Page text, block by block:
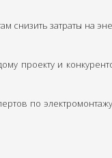
снизить затраты на
проекту и
по